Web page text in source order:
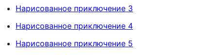
Нарисованное приключение 3
Нарисованное приключение 4
Нарисованное приключение 5